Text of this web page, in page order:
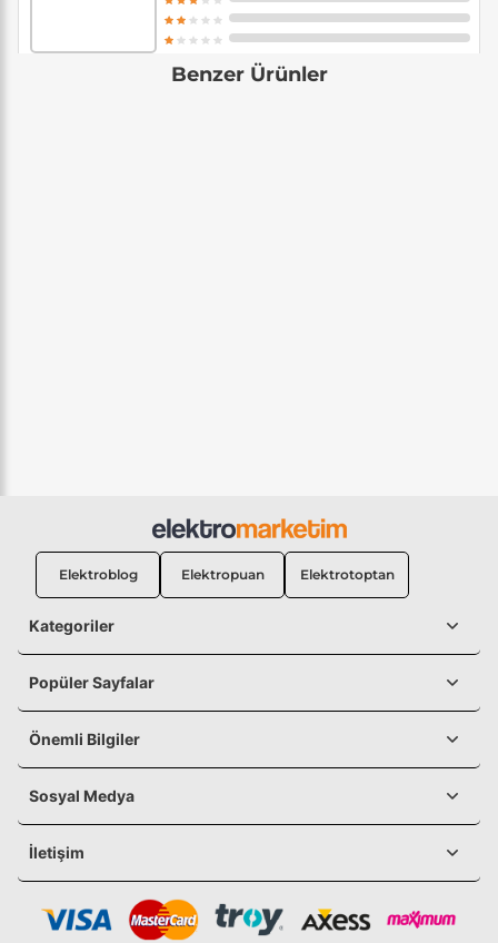
Benzer Ürünler
Elektroblog Elektropuan Elektrotoptan
Kategoriler
Popüler Sayfalar
Önemli Bilgiler
Sosyal Medya
İletişim